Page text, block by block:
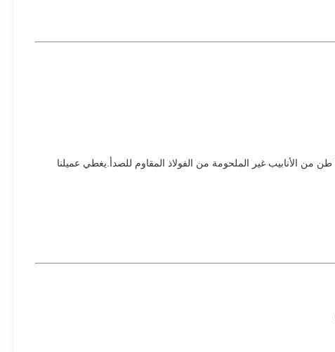
تتعامل مع الأنابيب غير الملحومة المصنوعة من الفولاذ المقاوم للصدأ لأكثر من 35 عامًا ، وتبيع كل عام أكثر من 50000 طن من الأنابيب غير الملحومة من الفولاذ المقاوم للصدأ.يغطي عميلنا